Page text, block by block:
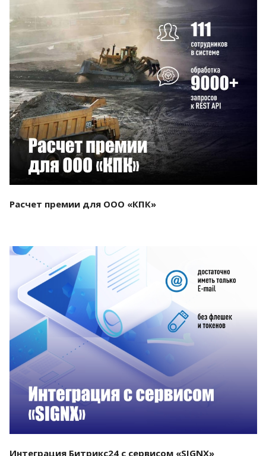
Смотреть проект
Расчет премии для ООО «КПК»
Смотреть проект
Интеграция Битрикс24 с сервисом «SIGNX»